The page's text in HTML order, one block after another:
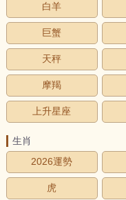
白羊
巨蟹
天秤
摩羯
上升星座
生肖
2026運勢
虎